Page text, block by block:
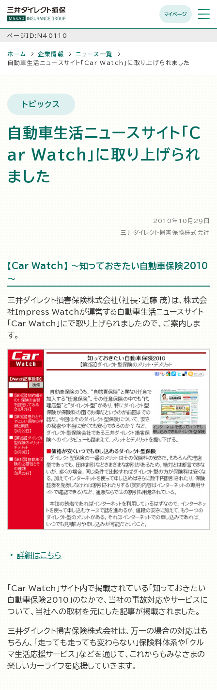
マイページ
メニュ
開く
ページID:N40110
ホーム 企業情報
ニュース一覧
自動車生活ニュースサイト「Car Watch」に取り上げられました
トピックス
自動車生活ニュースサイト「C
ar Watch」に取り上げられ
ました
2010年10月29日
三井ダイレクト損害保険株式会社
【Car Watch】 ～知っておきたい自動車保険2010
～
三井ダイレクト損害保険株式会社（社長：近藤 茂）は、株式会
社Impress Watchが運営する自動車生活ニュースサイト
「Car Watch」にで取り上げられましたので、ご案内しま
す。
詳細はこちら
「Car Watch」サイト内で掲載されている「知っておきたい
自動車保険2010」のなかで、当社の事故対応やサービスに
ついて、当社への取材を元にした記事が掲載されました。
三井ダイレクト損害保険株式会社は、万一の場合の対応はも
ちろん、「走っても走っても変わらない」保険料体系や「クル
マ生活応援サービス」などを通じて、これからもみなさまの
楽しいカーライフを応援していきます。